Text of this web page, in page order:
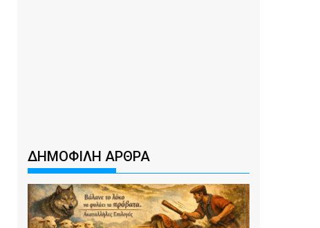
ΔΗΜΟΦΙΛΗ ΑΡΘΡΑ